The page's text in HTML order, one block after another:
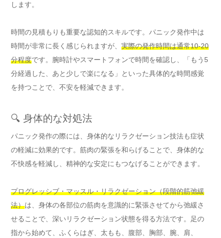
します。
時間の見積もりも重要な認知的スキルです。パニック発作中は
時間が非常に長く感じられますが、 実際の発作時間は通常10-20
分程度です。腕時計やスマートフォンで時間を確認し、「もう5
分経過した、あと少しで楽になる」といった具体的な時間感覚
を持つことで、不安を軽減できます。
🔍 身体的な対処法
パニック発作の際には、身体的なリラクゼーション技法も症状
の軽減に効果的です。筋肉の緊張を和らげることで、身体的な
不快感を軽減し、精神的な安定にもつなげることができます。
プログレッシブ・マッスル・リラクゼーション（段階的筋弛緩
法）は、身体の各部位の筋肉を意識的に緊張させてから弛緩さ
せることで、深いリラクゼーション状態を得る方法です。足の
指から始めて、ふくらはぎ、太もも、腹部、胸部、腕、肩、